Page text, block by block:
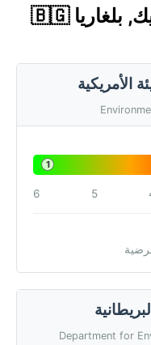
مؤشر جودة الهواء in برنيك, بلغاريا 🇧🇬
الأمريكية
1
5
6
Department for